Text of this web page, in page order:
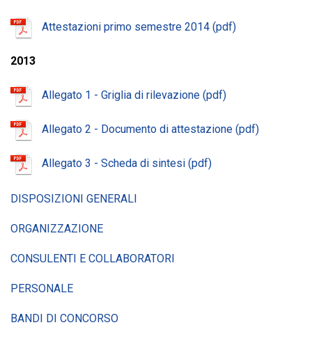
Attestazioni primo semestre 2014
2013
Allegato 1 - Griglia di rilevazione
Allegato 2 - Documento di attestazione
Allegato 3 - Scheda di sintesi
DISPOSIZIONI GENERALI
ORGANIZZAZIONE
CONSULENTI E COLLABORATORI
PERSONALE
BANDI DI CONCORSO